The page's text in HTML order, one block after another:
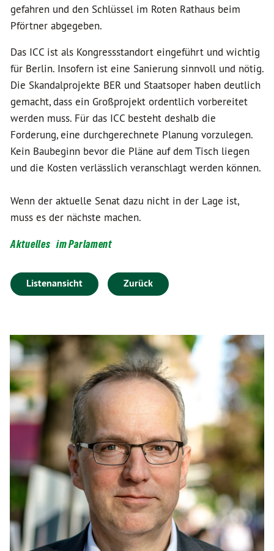
gefahren und den Schlüssel im Roten Rathaus beim
Pförtner abgegeben.
Das ICC ist als Kongressstandort eingeführt und wichtig
für Berlin. Insofern ist eine Sanierung sinnvoll und nötig.
Die Skandalprojekte BER und Staatsoper haben deutlich
gemacht, dass ein Großprojekt ordentlich vorbereitet
werden muss. Für das ICC besteht deshalb die
Forderung, eine durchgerechnete Planung vorzulegen.
Kein Baubeginn bevor die Pläne auf dem Tisch liegen
und die Kosten verlässlich veranschlagt werden können.
Wenn der aktuelle Senat dazu nicht in der Lage ist,
muss es der nächste machen.
Aktuelles im Parlament
Listenansicht Zurück